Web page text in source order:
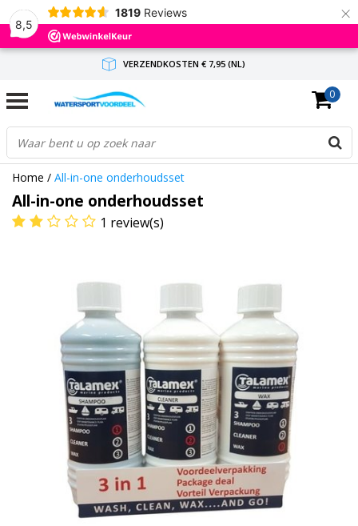
8,5
1819 Reviews ×
VERZENDKOSTEN € 7,95 (NL)
GRATIS VERZENDING(NL) VANAF € 65,-
BINNEN 1-3 WERKDAGEN ANTWOORD
0
Home / All-in-one onderhoudsset
All-in-one onderhoudsset
1 review(s)